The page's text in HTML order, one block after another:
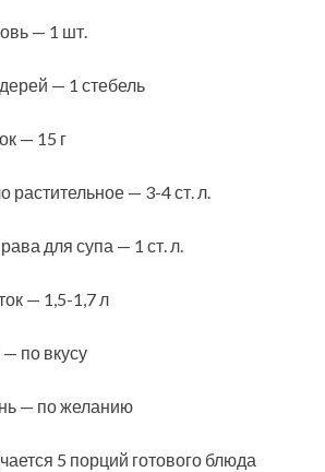
— 1 шт.
— 1 стебель
— 15 г
растительное — 3-4 ст. л.
для супа — 1 ст. л.
— 1,5-1,7 л
по вкусу
— по желанию
5 порций готового блюда